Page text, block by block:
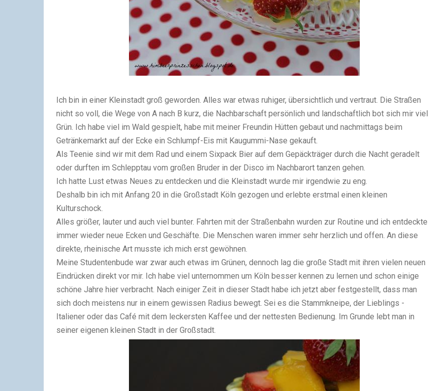
Ich bin in einer Kleinstadt groß geworden. Alles war etwas ruhiger, übersichtlich und vertraut. Die Straßen
nicht so voll, die Wege von A nach B kurz, die Nachbarschaft persönlich und landschaftlich bot sich mir viel
Grün. Ich habe viel im Wald gespielt, habe mit meiner Freundin Hütten gebaut und nachmittags beim
Getränkemarkt auf der Ecke ein Schlumpf-Eis mit Kaugummi-Nase gekauft.
Als Teenie sind wir mit dem Rad und einem Sixpack Bier auf dem Gepäckträger durch die Nacht geradelt
oder durften im Schlepptau vom großen Bruder in der Disco im Nachbarort tanzen gehen.
Ich hatte Lust etwas Neues zu entdecken und die Kleinstadt wurde mir irgendwie zu eng.
Deshalb bin ich mit Anfang 20 in die Großstadt Köln gezogen und erlebte erstmal einen kleinen
Kulturschock.
Alles größer, lauter und auch viel bunter. Fahrten mit der Straßenbahn wurden zur Routine und ich entdeckte
immer wieder neue Ecken und Geschäfte. Die Menschen waren immer sehr herzlich und offen. An diese
direkte, rheinische Art musste ich mich erst gewöhnen.
Meine Studentenbude war zwar auch etwas im Grünen, dennoch lag die große Stadt mit ihren vielen neuen
Eindrücken direkt vor mir. Ich habe viel unternommen um Köln besser kennen zu lernen und schon einige
schöne Jahre hier verbracht. Nach einiger Zeit in dieser Stadt habe ich jetzt aber festgestellt, dass man
sich doch meistens nur in einem gewissen Radius bewegt. Sei es die Stammkneipe, der Lieblings -
Italiener oder das Café mit dem leckersten Kaffee und der nettesten Bedienung. Im Grunde lebt man in
seiner eigenen kleinen Stadt in der Großstadt.